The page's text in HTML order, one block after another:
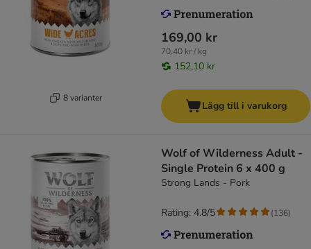
8 varianter
169,00 kr
70,40 kr / kg
152,10 kr
Lägg till i varukorg
Wolf of Wilderness Adult -
Single Protein 6 x 400 g
Strong Lands - Pork
Rating: 4.8/5 (136)